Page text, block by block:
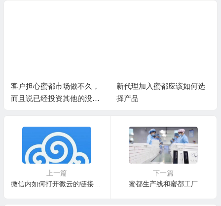
客户担心蜜都市场做不久，
而且说已经投资其他的没有
新代理加入蜜都应该如何选
择产品
上一篇
微信内如何打开微云的链接和分享？
下一篇
蜜都生产线和蜜都工厂